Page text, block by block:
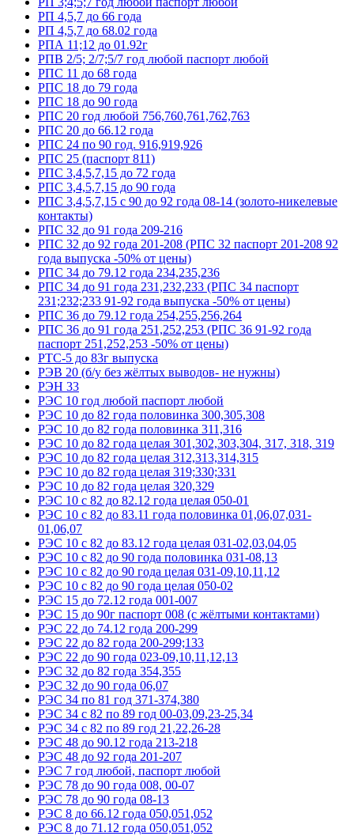
РП 4,5,7 до 66 года
РП 4,5,7 до 68.02 года
РПА 11;12 до 01.92г
РПВ 2/5; 2/7;5/7 год любой паспорт любой
РПС 11 до 68 года
РПС 18 до 79 года
РПС 18 до 90 года
РПС 20 год любой 756,760,761,762,763
РПС 20 до 66.12 года
РПС 24 по 90 год. 916,919,926
РПС 25 (паспорт 811)
РПС 3,4,5,7,15 до 72 года
РПС 3,4,5,7,15 до 90 года
РПС 3,4,5,7,15 с 90 до 92 года 08-14 (золото-никелевые
контакты)
РПС 32 до 91 года 209-216
РПС 32 до 92 года 201-208 (РПС 32 паспорт 201-208 92
года выпуска -50% от цены)
РПС 34 до 79.12 года 234,235,236
РПС 34 до 91 года 231,232,233 (РПС 34 паспорт
231;232;233 91-92 года выпуска -50% от цены)
РПС 36 до 79.12 года 254,255,256,264
РПС 36 до 91 года 251,252,253 (РПС 36 91-92 года
паспорт 251,252,253 -50% от цены)
РТС-5 до 83г выпуска
РЭВ 20 (б/у без жёлтых выводов- не нужны)
РЭН 33
РЭС 10 год любой паспорт любой
РЭС 10 до 82 года половинка 300,305,308
РЭС 10 до 82 года половинка 311,316
РЭС 10 до 82 года целая 301,302,303,304, 317, 318, 319
РЭС 10 до 82 года целая 312,313,314,315
РЭС 10 до 82 года целая 319;330;331
РЭС 10 до 82 года целая 320,329
РЭС 10 с 82 до 82.12 года целая 050-01
РЭС 10 с 82 до 83.11 года половинка 01,06,07,031-
01,06,07
РЭС 10 с 82 до 83.12 года целая 031-02,03,04,05
РЭС 10 с 82 до 90 года половинка 031-08,13
РЭС 10 с 82 до 90 года целая 031-09,10,11,12
РЭС 10 с 82 до 90 года целая 050-02
РЭС 15 до 72.12 года 001-007
РЭС 15 до 90г паспорт 008 (с жёлтыми контактами)
РЭС 22 до 74.12 года 200-299
РЭС 22 до 82 года 200-299;133
РЭС 22 до 90 года 023-09,10,11,12,13
РЭС 32 до 82 года 354,355
РЭС 32 до 90 года 06,07
РЭС 34 по 81 год 371-374,380
РЭС 34 с 82 по 89 год 00-03,09,23-25,34
РЭС 34 с 82 по 89 год 21,22,26-28
РЭС 48 до 90.12 года 213-218
РЭС 48 до 92 года 201-207
РЭС 7 год любой, паспорт любой
РЭС 78 до 90 года 008, 00-07
РЭС 78 до 90 года 08-13
РЭС 8 до 66.12 года 050,051,052
РЭС 8 до 71.12 года 050,051,052